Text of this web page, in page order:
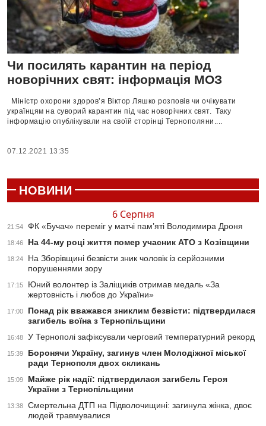
Чи посилять карантин на період
новорічних свят: інформація МОЗ
Міністр охорони здоров’я Віктор Ляшко розповів чи очікувати
українцям на суворий карантин під час новорічних свят. Таку
інформацію опублікували на своїй сторінці Тернополяни....
07.12.2021 13:35
НОВИНИ
6 Серпня
21:54 ФК «Бучач» переміг у матчі пам’яті Володимира Дроня
18:46 На 44-му році життя помер учасник АТО з Козівщини
18:24
На Зборівщині безвісти зник чоловік із серйозними
порушеннями зору
17:15
Юний волонтер із Заліщиків отримав медаль «За
жертовність і любов до України»
17:00
Понад рік вважався зниклим безвісти: підтвердилася
загибель воїна з Тернопільщини
16:48 У Тернополі зафіксували черговий температурний рекорд
15:39
Боронячи Україну, загинув член Молодіжної міської
ради Тернополя двох скликань
15:09
Майже рік надії: підтвердилася загибель Героя
України з Тернопільщини
13:38
Смертельна ДТП на Підволочищині: загинула жінка, двоє
людей травмувалися